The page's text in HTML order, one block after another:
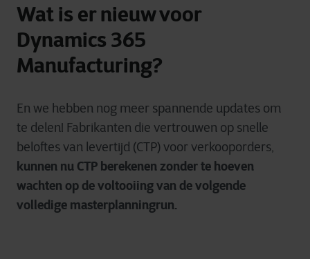
Wat is er nieuw voor
Dynamics 365
Manufacturing?
En we hebben nog meer spannende updates om
te delen! Fabrikanten die vertrouwen op snelle
beloftes van levertijd (CTP) voor verkooporders,
kunnen nu CTP berekenen zonder te hoeven
wachten op de voltooiing van de volgende
volledige masterplanningrun.